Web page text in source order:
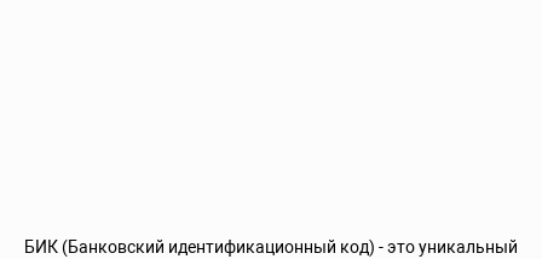
БИК (Банковский идентификационный код) - это уникальный